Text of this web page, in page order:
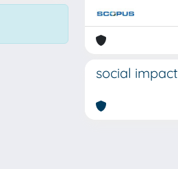
social impact